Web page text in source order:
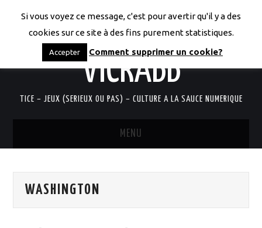
LES CODICES DE
VICRABB
TICE – JEUX (SERIEUX OU PAS) – CULTURE A LA SAUCE NUMERIQUE
MENU
QUI SUIS-JE?
WASHINGTON
Si vous voyez ce message, c'est pour avertir qu'il y a des
cookies sur ce site à des fins purement statistiques.
Accepter Comment supprimer un cookie?